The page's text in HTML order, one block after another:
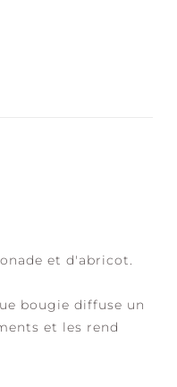
et d'abricot.
bougie diffuse un
et les rend